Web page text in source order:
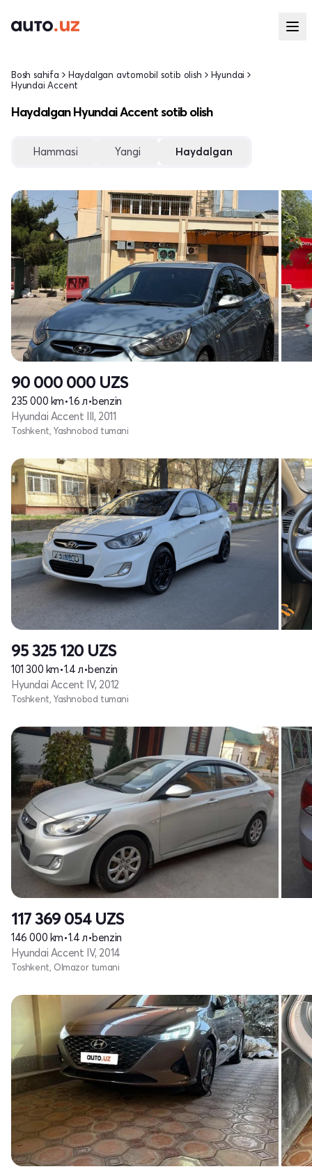
Bosh sahifa Haydalgan avtomobil sotib olish
Hyundai
Hyundai Accent
Haydalgan Hyundai Accent sotib olish
Hammasi Yangi Haydalgan
90 000 000 UZS
235 000 km•1.6 л•benzin
Hyundai Accent III, 2011
Toshkent, Yashnobod tumani
95 325 120 UZS
101 300 km•1.4 л•benzin
Hyundai Accent IV, 2012
Toshkent, Yashnobod tumani
117 369 054 UZS
146 000 km•1.4 л•benzin
Hyundai Accent IV, 2014
Toshkent, Olmazor tumani